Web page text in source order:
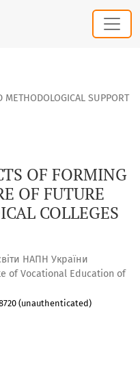
ECOLOGICAL CULTURE
METHODOLOGICAL SUPPORT
OF FORMING
OF FUTURE
COLLEGES
НАПН України
of Vocational Education of
(unauthenticated)